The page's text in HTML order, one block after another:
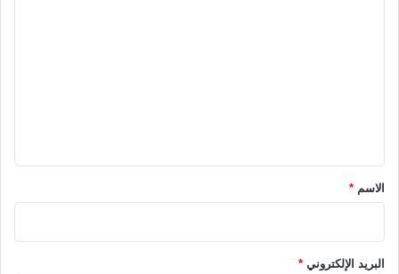
*الاسم *
البريد الإلكتروني *